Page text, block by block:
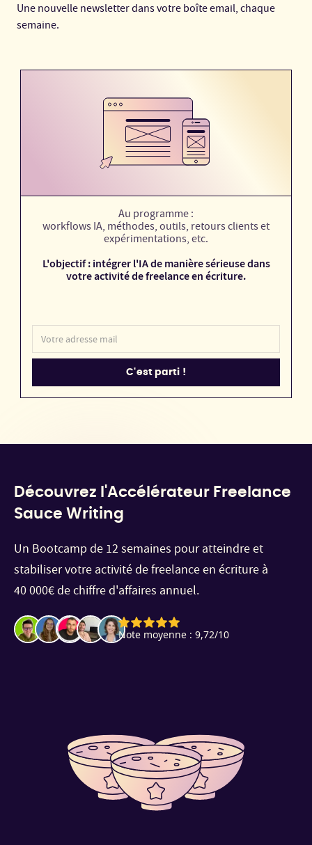
Une nouvelle newsletter dans votre boîte email, chaque
semaine.
Au programme :
workflows IA, méthodes, outils, retours clients et
expérimentations, etc.
L'objectif : intégrer l'IA de manière sérieuse dans
votre activité de freelance en écriture.
Découvrez l'Accélérateur Freelance
Sauce Writing
Un Bootcamp de 12 semaines pour atteindre et
stabiliser votre activité de freelance en écriture à
40 000€ de chiffre d'affaires annuel.